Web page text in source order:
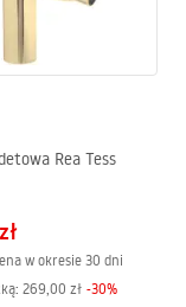
Rea Tess
w okresie 30 dni
269,00 zł -30%